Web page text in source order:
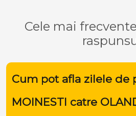
Cele mai
Cum pot afla zilele de
MOINESTI catre